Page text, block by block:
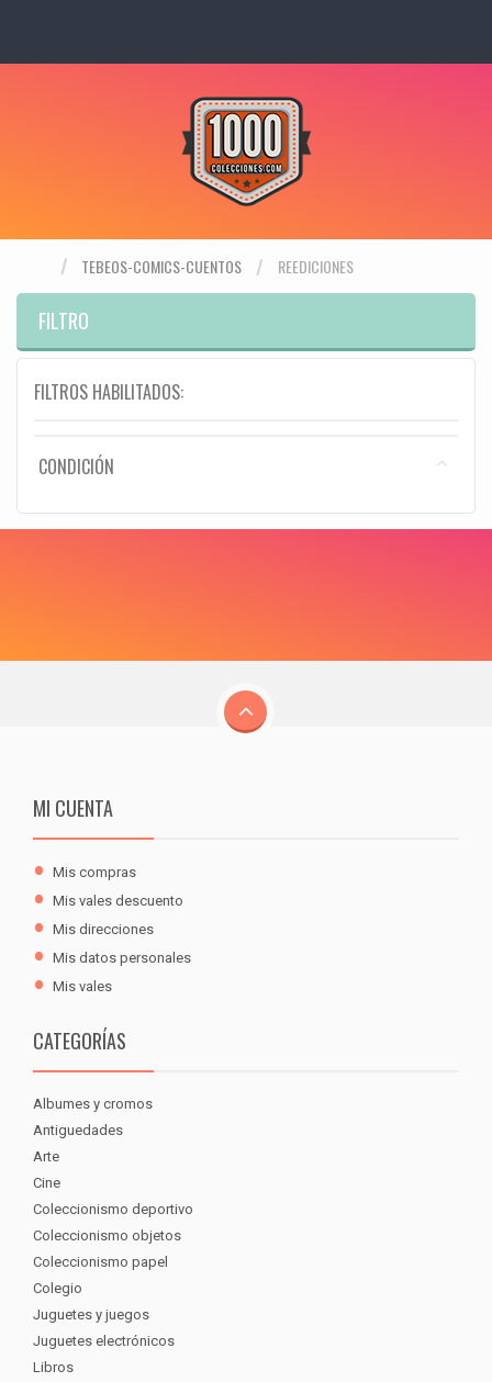
TEBEOS-COMICS-CUENTOS REEDICIONES
FILTRO
FILTROS HABILITADOS:
CONDICIÓN
MI CUENTA
Mis compras
Mis vales descuento
Mis direcciones
Mis datos personales
Mis vales
CATEGORÍAS
Albumes y cromos
Antiguedades
Arte
Cine
Coleccionismo deportivo
Coleccionismo objetos
Coleccionismo papel
Colegio
Juguetes y juegos
Juguetes electrónicos
Libros